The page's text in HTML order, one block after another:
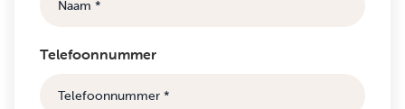
Telefoonnummer